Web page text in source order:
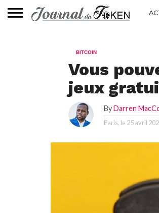
BITCOIN
Vous
jeux
ByDarren
Paris, le 25 avril